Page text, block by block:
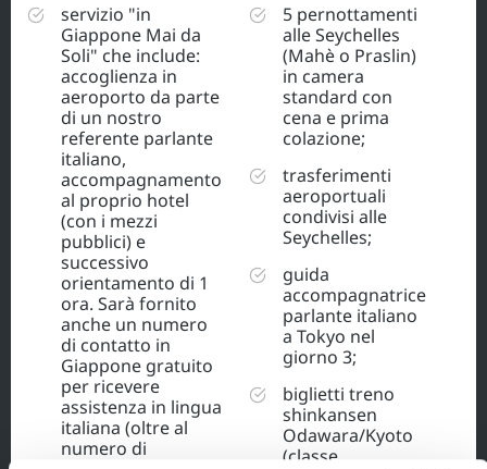
servizio "in
Giappone Mai da
Soli" che include:
accoglienza in
aeroporto da parte
di un nostro
referente parlante
italiano,
accompagnamento
al proprio hotel
(con i mezzi
pubblici) e
successivo
orientamento di 1
ora. Sarà fornito
anche un numero
di contatto in
Giappone gratuito
per ricevere
assistenza in lingua
italiana (oltre al
numero di
5 pernottamenti
alle Seychelles
(Mahè o Praslin)
in camera
standard con
cena e prima
colazione;
trasferimenti
aeroportuali
condivisi alle
Seychelles;
guida
accompagnatrice
parlante italiano
a Tokyo nel
giorno 3;
biglietti treno
shinkansen
Odawara/Kyoto
(classe